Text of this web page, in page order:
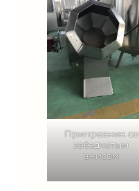
Приправник со
звёздчатым
анисом